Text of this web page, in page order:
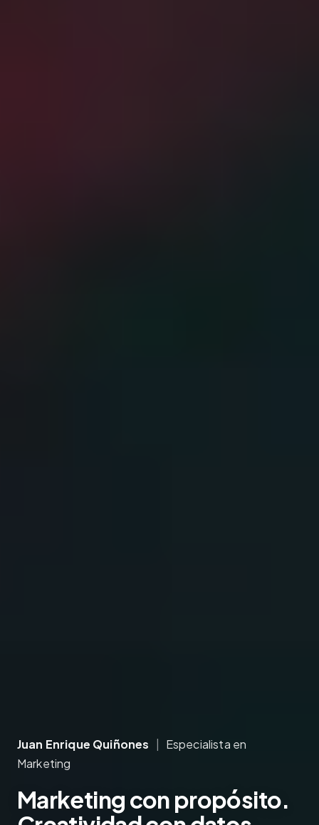
Juan Enrique Quiñones
Especialista en
Marketing
Marketing con propósito.